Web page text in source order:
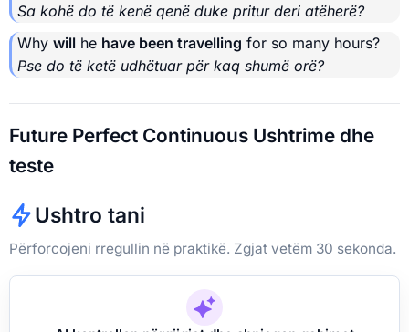
Sa kohë do të kenë qenë duke pritur deri atëherë?
Why will he have been travelling for so many hours?
Pse do të ketë udhëtuar për kaq shumë orë?
Future Perfect Continuous Ushtrime dhe
teste
Ushtro tani
Përforcojeni rregullin në praktikë. Zgjat vetëm 30 sekonda.